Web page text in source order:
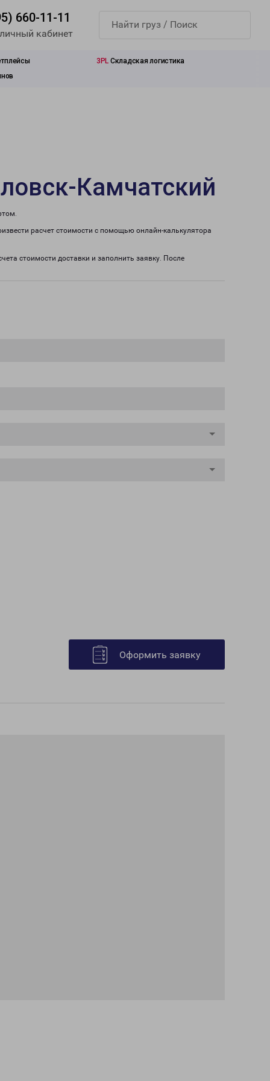
660-11-11
кабинет
3PL Складская логистика
Камчатский
расчет стоимости с помощью онлайн-калькулятора
стоимости доставки и заполнить заявку. После
Оформить заявку